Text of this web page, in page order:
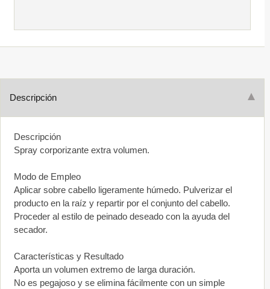
Descripción
Descripción
Spray corporizante extra volumen.
Modo de Empleo
Aplicar sobre cabello ligeramente húmedo. Pulverizar el
producto en la raíz y repartir por el conjunto del cabello.
Proceder al estilo de peinado deseado con la ayuda del
secador.
Características y Resultado
Aporta un volumen extremo de larga duración.
No es pegajoso y se elimina fácilmente con un simple